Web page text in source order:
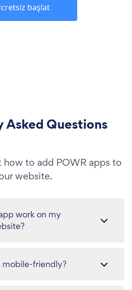
başlat
Asked Questions
how to add POWR apps to
website.
work on my
mobile-friendly?